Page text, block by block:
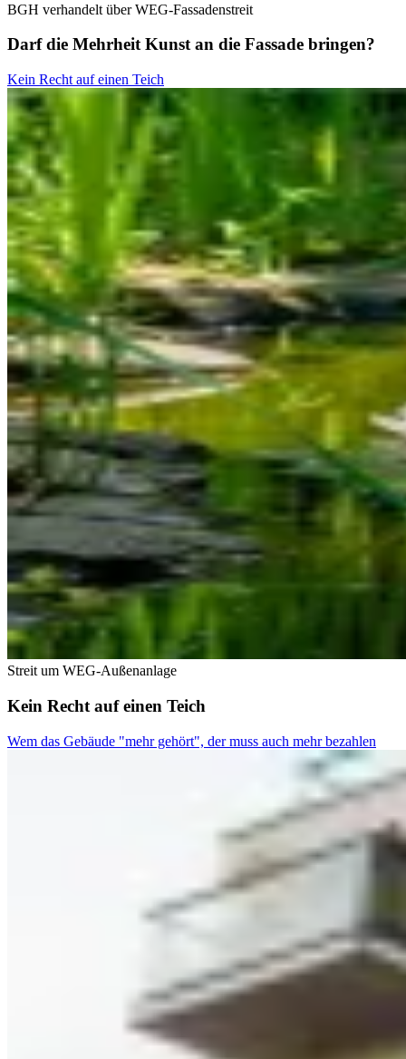
BGH verhandelt über WEG-Fassadenstreit
Darf die Mehrheit Kunst an die Fassade bringen?
Kein Recht auf einen Teich
Streit um WEG-Außenanlage
Kein Recht auf einen Teich
Wem das Gebäude "mehr gehört", der muss auch mehr bezahlen